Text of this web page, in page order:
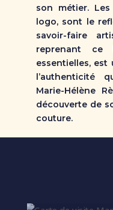
son métier.
logo, sont le
savoir-faire
reprenant ce
essentielles, est
l’authenticité
Marie-Hélène
découverte de
couture.